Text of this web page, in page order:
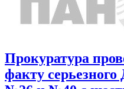
Прокуратура
факту